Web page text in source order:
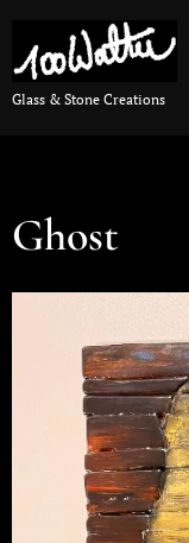
Glass & Stone Creations
Ghost